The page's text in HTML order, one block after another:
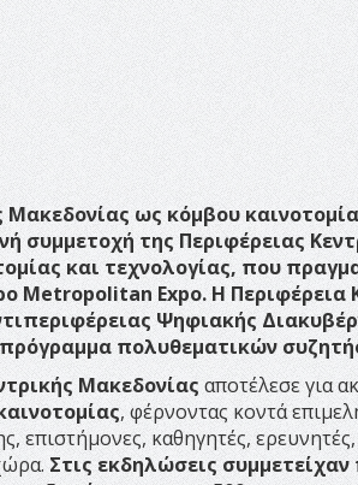
Μακεδονίας ως κόμβου
συμμετοχή της Περιφέρειας
και τεχνολογίας, που
Metropolitan Expo. Η Περιφέρεια
Ψηφιακής
πολυθεματικών
Μακεδονίας αποτέλεσε για
, φέρνοντας κοντά
επιστήμονες, καθηγητές,
Στις εκδηλώσεις